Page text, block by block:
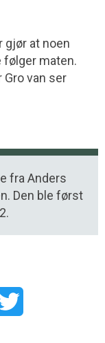
gjør at noen
følger maten.
Gro van ser
fra Anders
Den ble først